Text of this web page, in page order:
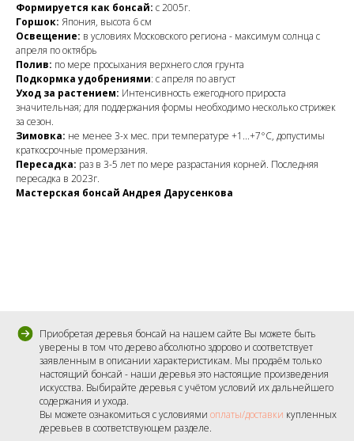
Формируется как бонсай: с 2005г.
Горшок: Япония, высота 6 см
Освещение: в условиях Московского региона - максимум солнца с
апреля по октябрь
Полив: по мере просыхания верхнего слоя грунта
Подкормка удобрениями: с апреля по август
Уход за растением: Интенсивность ежегодного прироста
значительная; для поддержания формы необходимо несколько стрижек
за сезон.
Зимовка: не менее 3-х мес. при температуре +1...+7°C, допустимы
краткосрочные промерзания.
Пересадка: раз в 3-5 лет по мере разрастания корней. Последняя
пересадка в 2023г.
Мастерская бонсай Андрея Дарусенкова
Приобретая деревья бонсай на нашем сайте Вы можете быть
уверены в том что дерево абсолютно здорово и соответствует
заявленным в описании характеристикам. Мы продаём только
настоящий бонсай - наши деревья это настоящие произведения
искусства. Выбирайте деревья с учётом условий их дальнейшего
содержания и ухода.
Вы можете ознакомиться с условиями оплаты/доставки купленных
деревьев в соответствующем разделе.